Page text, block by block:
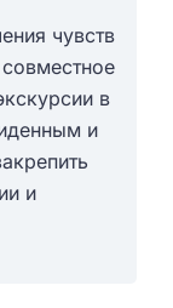
чувств
в
и
и